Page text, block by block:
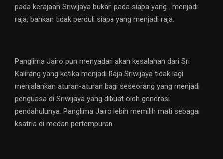
pada kerajaan Sriwijaya bukan pada siapa yang . menjadi
raja, bahkan tidak perduli siapa yang menjadi raja.
Panglima Jairo pun menyadari akan kesalahan dari Sri
Kalirang yang ketika menjadi Raja Sriwijaya tidak lagi
menjalankan aturan-aturan bagi seseorang yang menjadi
penguasa di Sriwijaya yang dibuat oleh generasi
pendahulunya. Panglima Jairo lebih memilih mati sebagai
ksatria di medan pertempuran.